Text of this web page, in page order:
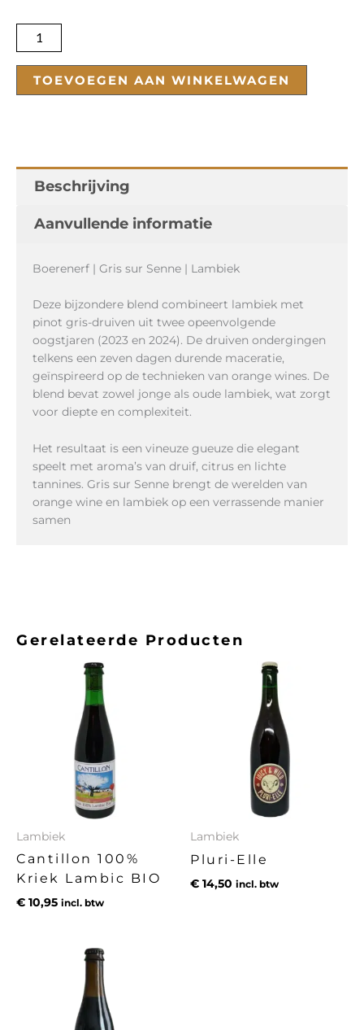
Senne
aantal
TOEVOEGEN AAN WINKELWAGEN
Gerelateerde Producten
Lambiek
Cantillon 100%
Kriek Lambic BIO
€ 10,95 incl. btw
Lambiek
Pluri-Elle
€ 14,50 incl. btw
Beschrijving
Aanvullende informatie
Boerenerf | Gris sur Senne | Lambiek
Deze bijzondere blend combineert lambiek met
pinot gris-druiven uit twee opeenvolgende
oogstjaren (2023 en 2024). De druiven ondergingen
telkens een zeven dagen durende maceratie,
geïnspireerd op de technieken van orange wines. De
blend bevat zowel jonge als oude lambiek, wat zorgt
voor diepte en complexiteit.
Het resultaat is een vineuze gueuze die elegant
speelt met aroma’s van druif, citrus en lichte
tannines. Gris sur Senne brengt de werelden van
orange wine en lambiek op een verrassende manier
samen